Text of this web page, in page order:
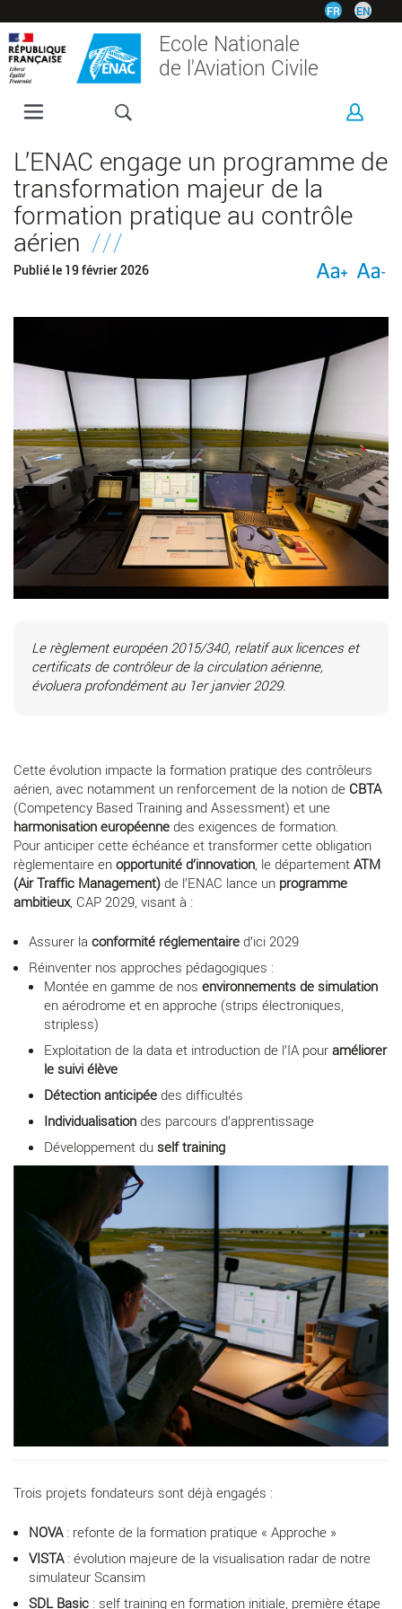
au
contenu
principal
FR EN
Ecole Nationale
de l'Aviation Civile
FORMATIONS
RECHERCHE
ESPACE ENTREPRISES
L’ENAC engage un programme de
transformation majeur de la
formation pratique au contrôle
aérien
Publié le 19 février 2026
Le règlement européen 2015/340, relatif aux licences et
certificats de contrôleur de la circulation aérienne,
évoluera profondément au 1er janvier 2029.
Cette évolution impacte la formation pratique des contrôleurs
aérien, avec notamment un renforcement de la notion de CBTA
(Competency Based Training and Assessment) et une
harmonisation européenne des exigences de formation.
Pour anticiper cette échéance et transformer cette obligation
règlementaire en opportunité d’innovation , le département ATM
(Air Traffic Management) de l’ENAC lance un programme
ambitieux, CAP 2029, visant à :
Assurer la conformité réglementaire d’ici 2029
Réinventer nos approches pédagogiques :
Montée en gamme de nos environnements de simulation
en aérodrome et en approche (strips électroniques,
stripless)
Exploitation de la data et introduction de l’IA pour améliorer
le suivi élève
Détection anticipée des difficultés
Individualisation des parcours d’apprentissage
Développement du self training
Trois projets fondateurs sont déjà engagés :
NOVA: refonte de la formation pratique « Approche »
VISTA: évolution majeure de la visualisation radar de notre
simulateur Scansim
SDL Basic : self training en formation initiale, première étape